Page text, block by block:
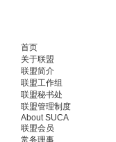
首页
关于联盟
联盟简介
联盟工作组
联盟秘书处
联盟管理制度
About SUCA
联盟会员
常务理事